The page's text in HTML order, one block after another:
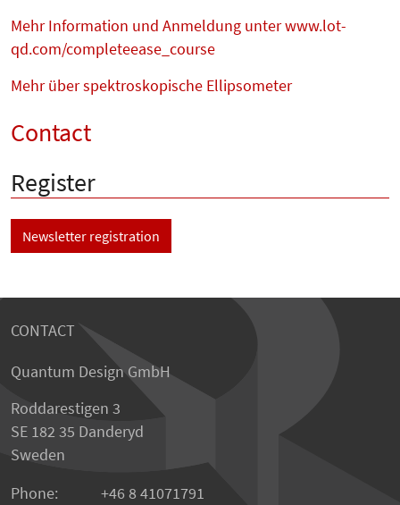
Mehr Information und Anmeldung unter www.lot-
qd.com/completeease_course
Mehr über spektroskopische Ellipsometer
Contact
Register
Newsletter registration
CONTACT
Quantum Design GmbH
Roddarestigen 3
SE 182 35 Danderyd
Sweden
Phone:
+46 8 41071791